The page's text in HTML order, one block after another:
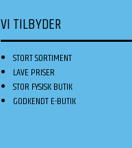
VI TILBYDER
STORT SORTIMENT
LAVE PRISER
STOR FYSISK BUTIK
GODKENDT E-BUTIK